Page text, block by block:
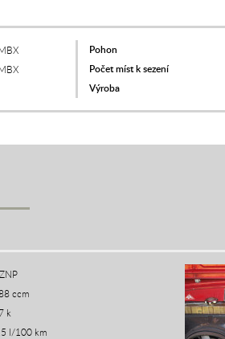
Pohon
Počet míst k sezení
Výroba
ccm
k
l/100 km